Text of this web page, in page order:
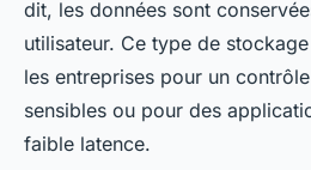
dit, les données sont
utilisateur. Ce type de
les entreprises pour un
sensibles ou pour des
faible latence.